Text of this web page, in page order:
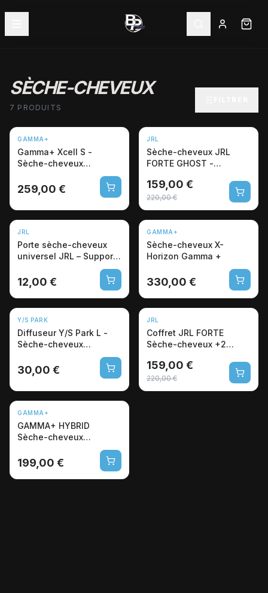
SÈCHE-CHEVEUX
7 PRODUITS
GAMMA+
Gamma+ Xcell S -
Sèche-cheveux
professionnel 1600W
ionique
259,00 €
-28%
JRL
Sèche-cheveux JRL
FORTE GHOST -
coiffure
159,00 €
220,00 €
JRL
Porte sèche-cheveux
universel JRL – Support
12,00 €
GAMMA+
Sèche-cheveux X-
Horizon Gamma +
330,00 €
Y/S PARK
Diffuseur Y/S Park L -
Sèche-cheveux
Professionnel Coiffure
30,00 €
-28%
JRL
Coffret JRL FORTE
Sèche-cheveux +2
159,00 €
220,00 €
GAMMA+
GAMMA+ HYBRID
Sèche-cheveux
199,00 €